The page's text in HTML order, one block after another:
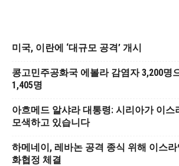
미국, 이란에 ‘대규모 공격’ 개시
콩고민주공화국 에볼라 감염자 3,200명
1,405명
아흐메드 알샤라 대통령: 시리아가 이스
모색하고 있습니다
하메네이, 레바논 공격 종식 위해 이스
화협정 체결